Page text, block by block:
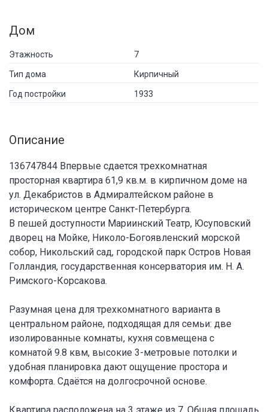
Дом
Этажность 7
Тип дома Кирпичный
Год постройки 1933
Описание
136747844 Впервые сдается трехкомнатная
просторная квартира 61,9 кв.м. в кирпичном доме на
ул. Декабристов в Адмиралтейском районе в
историческом центре Санкт-Петербурга.
В пешей доступности Мариинский Театр, Юсуповский
дворец на Мойке, Николо-Богоявленский морской
собор, Никольский сад, городской парк Остров Новая
Голландия, государственная консерватория им. Н. А.
Римского-Корсакова.
Разумная цена для трехкомнатного варианта в
центральном районе, подходящая для семьи: две
изолированные комнаты, кухня совмещена с
комнатой 9.8 квм, высокие 3-метровые потолки и
удобная планировка дают ощущение простора и
комфорта. Сдаётся на долгосрочной основе.